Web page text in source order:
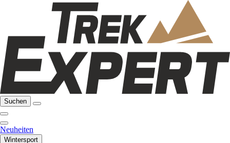
Suchen
Neuheiten
Wintersport